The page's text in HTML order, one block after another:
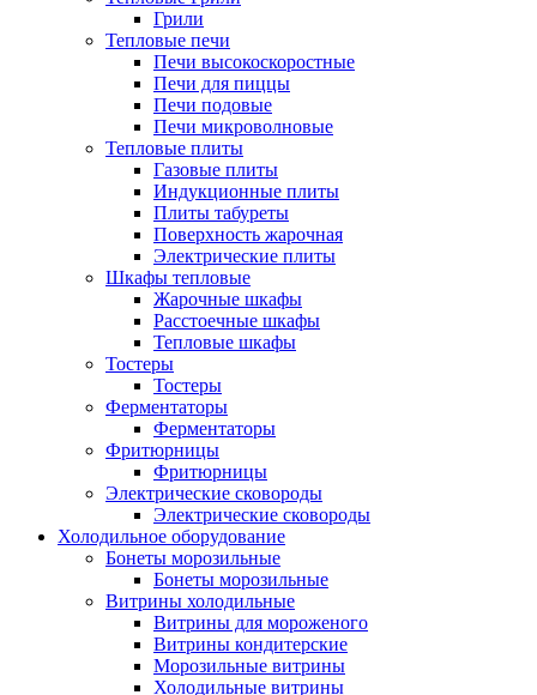
Грили
Тепловые печи
Печи высокоскоростные
Печи для пиццы
Печи подовые
Печи микроволновые
Тепловые плиты
Газовые плиты
Индукционные плиты
Плиты табуреты
Поверхность жарочная
Электрические плиты
Шкафы тепловые
Жарочные шкафы
Расстоечные шкафы
Тепловые шкафы
Тостеры
Тостеры
Ферментаторы
Ферментаторы
Фритюрницы
Фритюрницы
Электрические сковороды
Электрические сковороды
Холодильное оборудование
Бонеты морозильные
Бонеты морозильные
Витрины холодильные
Витрины для мороженого
Витрины кондитерские
Морозильные витрины
Холодильные витрины